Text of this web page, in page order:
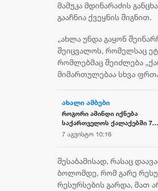
მამუკა მდინარაძის
გააჩნია ქვეყნის შიგნით.
„ახლა უნდა გაყონ
შეიცვალოს, რომელსაც
რომლებმაც შეიძლება
მიმართულებაა სხვა
ახალი ამბები
როგორი ამინდი იქნება
საქართველოს ქალაქებში 7
აგვისტოს
7 აგვისტო 10:16
შესაბამისად, რასაც
ბოლომდე, რომ გარე
რესურსების გარდა, მათ